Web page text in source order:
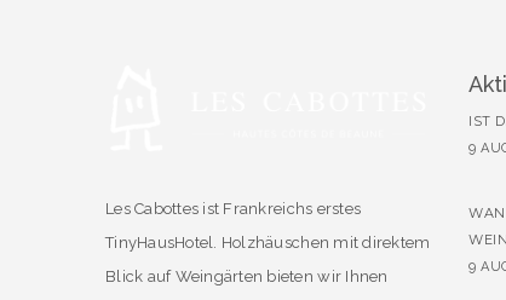
Les Cabottes ist Frankreichs erstes
TinyHausHotel. Holzhäuschen mit direktem
Blick auf Weingärten bieten wir Ihnen
IST
9
9